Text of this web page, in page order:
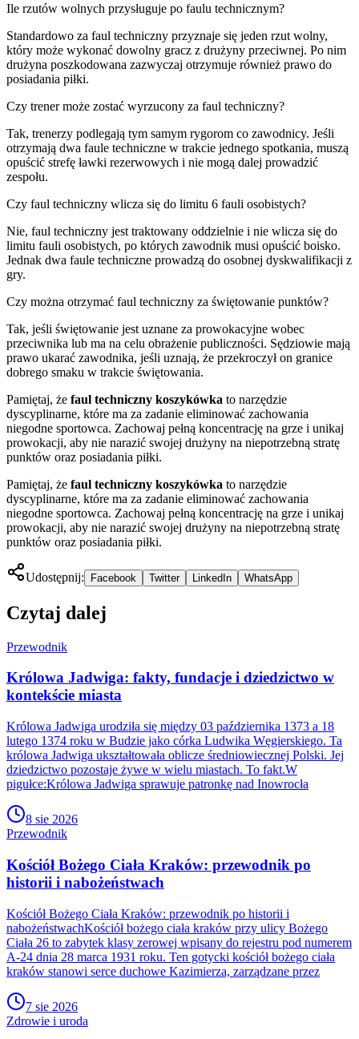
Ile rzutów wolnych przysługuje po faulu technicznym?
Standardowo za faul techniczny przyznaje się jeden rzut wolny,
który może wykonać dowolny gracz z drużyny przeciwnej. Po nim
drużyna poszkodowana zazwyczaj otrzymuje również prawo do
posiadania piłki.
Czy trener może zostać wyrzucony za faul techniczny?
Tak, trenerzy podlegają tym samym rygorom co zawodnicy. Jeśli
otrzymają dwa faule techniczne w trakcie jednego spotkania, muszą
opuścić strefę ławki rezerwowych i nie mogą dalej prowadzić
zespołu.
Czy faul techniczny wlicza się do limitu 6 fauli osobistych?
Nie, faul techniczny jest traktowany oddzielnie i nie wlicza się do
limitu fauli osobistych, po których zawodnik musi opuścić boisko.
Jednak dwa faule techniczne prowadzą do osobnej dyskwalifikacji z
gry.
Czy można otrzymać faul techniczny za świętowanie punktów?
Tak, jeśli świętowanie jest uznane za prowokacyjne wobec
przeciwnika lub ma na celu obrażenie publiczności. Sędziowie mają
prawo ukarać zawodnika, jeśli uznają, że przekroczył on granice
dobrego smaku w trakcie świętowania.
Pamiętaj, że faul techniczny koszykówka to narzędzie
dyscyplinarne, które ma za zadanie eliminować zachowania
niegodne sportowca. Zachowaj pełną koncentrację na grze i unikaj
prowokacji, aby nie narazić swojej drużyny na niepotrzebną stratę
punktów oraz posiadania piłki.
Pamiętaj, że faul techniczny koszykówka to narzędzie
dyscyplinarne, które ma za zadanie eliminować zachowania
niegodne sportowca. Zachowaj pełną koncentrację na grze i unikaj
prowokacji, aby nie narazić swojej drużyny na niepotrzebną stratę
punktów oraz posiadania piłki.
Udostępnij: Facebook Twitter LinkedIn WhatsApp
Czytaj dalej
Przewodnik
Królowa Jadwiga: fakty, fundacje i dziedzictwo w
kontekście miasta
Królowa Jadwiga urodziła się między 03 października 1373 a 18
lutego 1374 roku w Budzie jako córka Ludwika Węgierskiego. Ta
królowa Jadwiga ukształtowała oblicze średniowiecznej Polski. Jej
dziedzictwo pozostaje żywe w wielu miastach. To fakt.W
pigułce:Królowa Jadwiga sprawuje patronkę nad Inowrocła
8 sie 2026
Przewodnik
Kościół Bożego Ciała Kraków: przewodnik po
historii i nabożeństwach
Kościół Bożego Ciała Kraków: przewodnik po historii i
nabożeństwachKościół bożego ciała kraków przy ulicy Bożego
Ciała 26 to zabytek klasy zerowej wpisany do rejestru pod numerem
A-24 dnia 28 marca 1931 roku. Ten gotycki kościół bożego ciała
kraków stanowi serce duchowe Kazimierza, zarządzane przez
7 sie 2026
Zdrowie i uroda